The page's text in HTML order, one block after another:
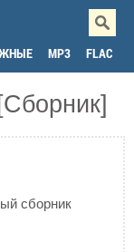
MP3 FLAC
сборник